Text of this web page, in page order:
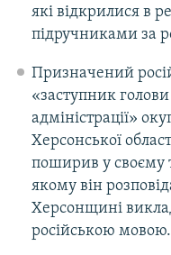
які відкрилися в
підручниками за
Призначений
«заступник
адміністрації»
Херсонської
поширив у своєму
якому він
Херсонщині
російською мовою.